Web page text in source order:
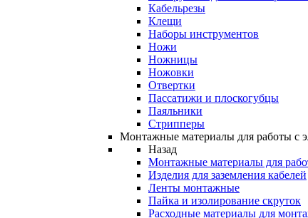
Кабельрезы
Клещи
Наборы инструментов
Ножи
Ножницы
Ножовки
Отвертки
Пассатижи и плоскогубцы
Паяльники
Стрипперы
Монтажные материалы для работы с
Назад
Монтажные материалы для
Изделия для заземления кабелей
Ленты монтажные
Пайка и изолирование скруток
Расходные материалы для